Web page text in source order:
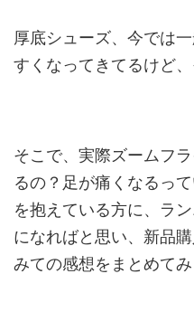
厚底シューズ、今では
すくなってきてるけど
そこで、実際ズームフ
るの？足が痛くなるっ
を抱えている方に、ラ
になればと思い、新品
みての感想をまとめてみ